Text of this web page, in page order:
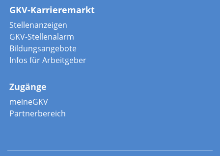
GKV-Karrieremarkt
Stellenanzeigen
GKV-Stellenalarm
Bildungsangebote
Infos für Arbeitgeber
Zugänge
meineGKV
Partnerbereich